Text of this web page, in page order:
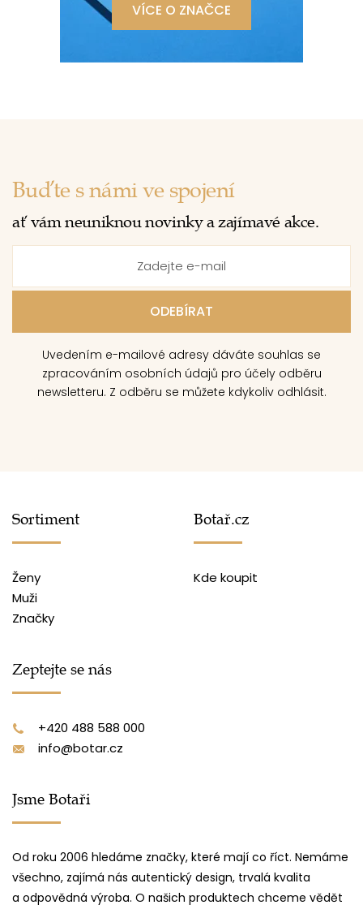
VÍCE O ZNAČCE
Buďte s námi ve spojení
ať vám neuniknou novinky a zajímavé akce.
Uvedením e-mailové adresy dáváte souhlas se
zpracováním osobních údajů pro účely odběru
newsletteru. Z odběru se můžete kdykoliv odhlásit.
Sortiment
Ženy
Muži
Značky
Botař.cz
Kde koupit
Zeptejte se nás
+420 488 588 000
info@botar.cz
Jsme Botaři
Od roku 2006 hledáme značky, které mají co říct. Nemáme
všechno, zajímá nás autentický design, trvalá kvalita
a odpovědná výroba. O našich produktech chceme vědět